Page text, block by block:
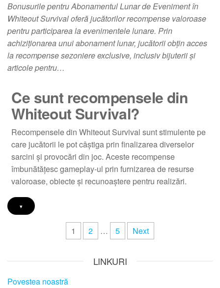
Bonusurile pentru Abonamentul Lunar de Eveniment în
Whiteout Survival oferă jucătorilor recompense valoroase
pentru participarea la evenimentele lunare. Prin
achiziționarea unui abonament lunar, jucătorii obțin acces
la recompense sezoniere exclusive, inclusiv bijuterii și
articole pentru…
Ce sunt recompensele din
Whiteout Survival?
Recompensele din Whiteout Survival sunt stimulente pe
care jucătorii le pot câștiga prin finalizarea diverselor
sarcini și provocări din joc. Aceste recompense
îmbunătățesc gameplay-ul prin furnizarea de resurse
valoroase, obiecte și recunoaștere pentru realizări.
▾
1 2 … 5 Next
LINKURI
Povestea noastră